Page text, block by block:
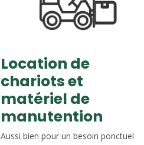
Location de
chariots et
matériel de
manutention
Aussi bien pour un besoin ponctuel